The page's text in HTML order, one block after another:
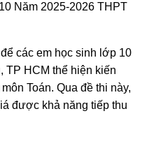
Năm 2025-2026 THPT
các em học sinh lớp 10
TP HCM thể hiện kiến
Toán. Qua đề thi này,
được khả năng tiếp thu